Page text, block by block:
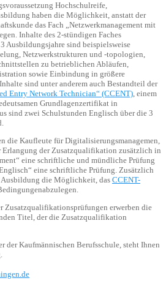
Hochschulreife,
haben die Möglichkeit, anstatt der
das Fach „Netzwerkmanagement mit
Inhalte des 2-stündigen Faches
Ausbildungsjahre sind beispielsweise
Netzwerkstrukturen und -topologien,
zu betrieblichen Abläufen,
sowie Einbindung in größere
sind unter anderem auch Bestandteil der
Entry Network Technician“ (CCENT), einem
Grundlagenzertifikat in
sind zwei Schulstunden Englisch über die 3
die Kaufleute für Digitalisierungsmanagemen,
Erlangung der Zusatzqualifikation zusätzlich in
eine schriftliche und mündliche Prüfung
eine schriftliche Prüfung. Zusätzlich
die Möglichkeit, das CCENT-
Zusatzqualifikationsprüfungen erwerben die
Titel, der die Zusatzqualifikation
der Kaufmännischen Berufsschule, steht Ihnen